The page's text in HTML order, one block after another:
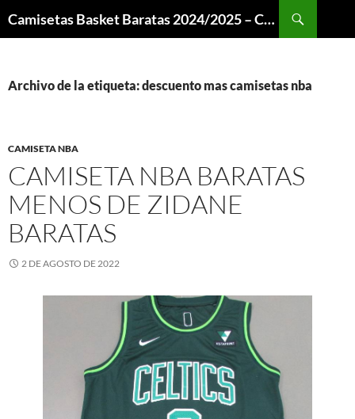
Camisetas Basket Baratas 2024/2025 – Camisetas NBA
Archivo de la etiqueta: descuento mas camisetas nba
CAMISETA NBA
CAMISETA NBA BARATAS
MENOS DE ZIDANE
BARATAS
2 DE AGOSTO DE 2022